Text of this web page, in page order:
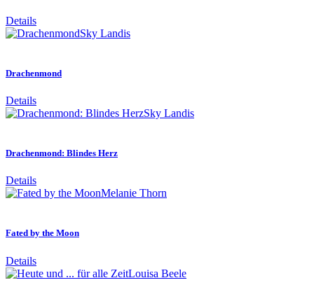
Details
Sky Landis
Drachenmond
Details
Sky Landis
Drachenmond: Blindes Herz
Details
Melanie Thorn
Fated by the Moon
Details
Louisa Beele